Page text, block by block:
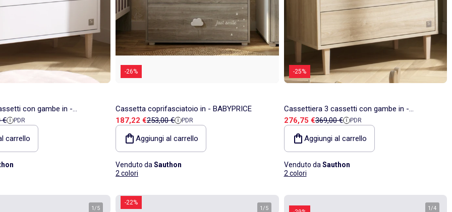
con gambe in -
di riferimento
€ PDR
carrello
-26%
Cassetta coprifasciatoio in - BABYPRICE
Prezzo di vendita
187,22 €Prezzo di riferimento
253,00 € PDR
Aggiungi al carrello
Venduto da Sauthon
2 colori
-25%
Cassettiera 3 cassetti con gambe in -
SAUTHON
Prezzo di vendita
276,75 €Prezzo di riferimento
369,00 € PDR
Aggiungi al carrello
Venduto da Sauthon
2 colori
1/5
-22%
1/5 1/4